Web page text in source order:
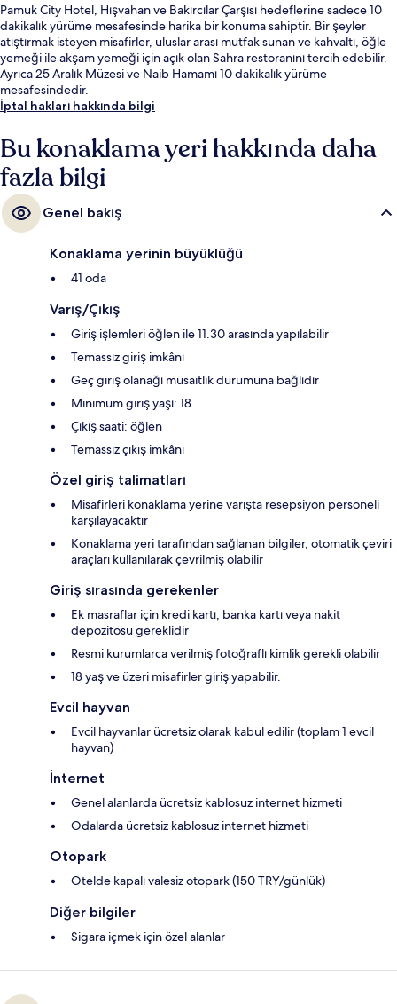
Pamuk City Hotel, Hışvahan ve Bakırcılar Çarşısı hedeflerine sadece 10
dakikalık yürüme mesafesinde harika bir konuma sahiptir. Bir şeyler
atıştırmak isteyen misafirler, uluslar arası mutfak sunan ve kahvaltı, öğle
yemeği ile akşam yemeği için açık olan Sahra restoranını tercih edebilir.
Ayrıca 25 Aralık Müzesi ve Naib Hamamı 10 dakikalık yürüme
mesafesindedir.
İptal hakları hakkında bilgi
Bu konaklama yeri hakkında daha
fazla bilgi
Genel bakış
Konaklama yerinin büyüklüğü
41 oda
Varış/Çıkış
Giriş işlemleri öğlen ile 11.30 arasında yapılabilir
Temassız giriş imkânı
Geç giriş olanağı müsaitlik durumuna bağlıdır
Minimum giriş yaşı: 18
Çıkış saati: öğlen
Temassız çıkış imkânı
Özel giriş talimatları
Misafirleri konaklama yerine varışta resepsiyon personeli
karşılayacaktır
Konaklama yeri tarafından sağlanan bilgiler, otomatik çeviri
araçları kullanılarak çevrilmiş olabilir
Giriş sırasında gerekenler
Ek masraflar için kredi kartı, banka kartı veya nakit
depozitosu gereklidir
Resmi kurumlarca verilmiş fotoğraflı kimlik gerekli olabilir
18 yaş ve üzeri misafirler giriş yapabilir.
Evcil hayvan
Evcil hayvanlar ücretsiz olarak kabul edilir (toplam 1 evcil
hayvan)
İnternet
Genel alanlarda ücretsiz kablosuz internet hizmeti
Odalarda ücretsiz kablosuz internet hizmeti
Otopark
Otelde kapalı valesiz otopark (150 TRY/günlük)
Diğer bilgiler
Sigara içmek için özel alanlar